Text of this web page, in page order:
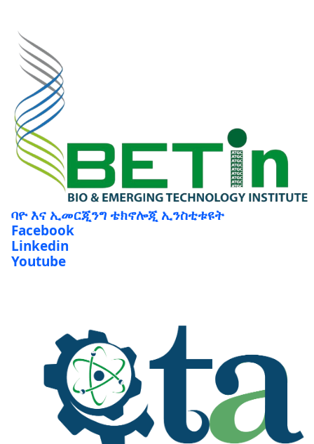
ባዮ እና ኢመርጂንግ ቴክኖሎጂ ኢንስቲቱዩት
Facebook
Linkedin
Youtube